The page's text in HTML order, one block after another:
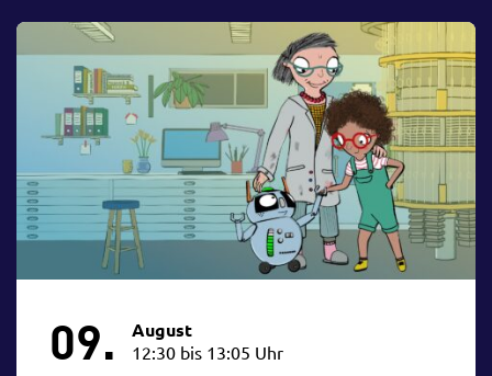
09. August
12:30 bis 13:05 Uhr